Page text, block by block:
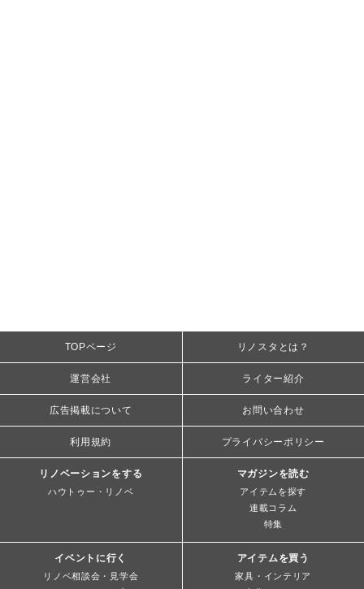
TOPページ リノスタとは？
運営会社 ライター紹介
広告掲載について お問い合わせ
利用規約 プライバシーポリシー
リノベーションをする
ハウトゥー・リノベ
マガジンを読む
アイテムを探す
連載コラム
特集
イベントに行く
リノベ相談会・見学会
アイテムを買う
家具・インテリア